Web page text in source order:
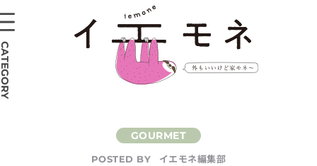
POSTED BY
イエモネ編集部